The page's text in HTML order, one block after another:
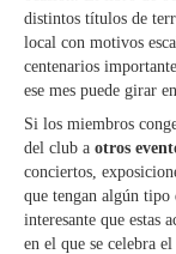
distintos títulos de
local con motivos
centenarios
ese mes puede girar
Si los miembros
del club a otros
conciertos,
que tengan algún
interesante que estas
en el que se celebra